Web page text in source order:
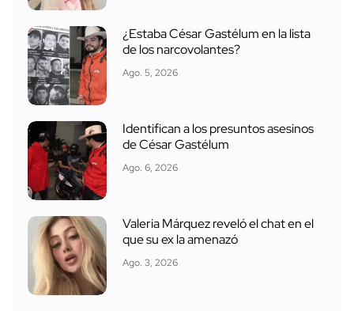
¿Estaba César Gastélum en la lista
de los narcovolantes?
Ago. 5, 2026
Identifican a los presuntos asesinos
de César Gastélum
Ago. 6, 2026
Valeria Márquez reveló el chat en el
que su ex la amenazó
Ago. 3, 2026